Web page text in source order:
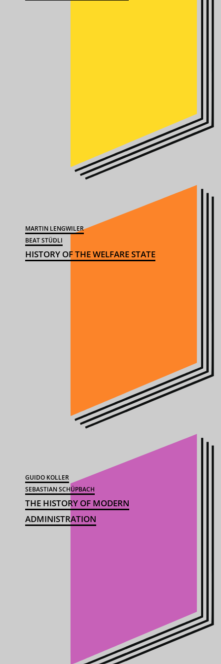
MARTIN LENGWILER
BEAT STÜDLI
HISTORY OF THE WELFARE STATE
GUIDO KOLLER
SEBASTIAN SCHÜPBACH
THE HISTORY OF MODERN
ADMINISTRATION